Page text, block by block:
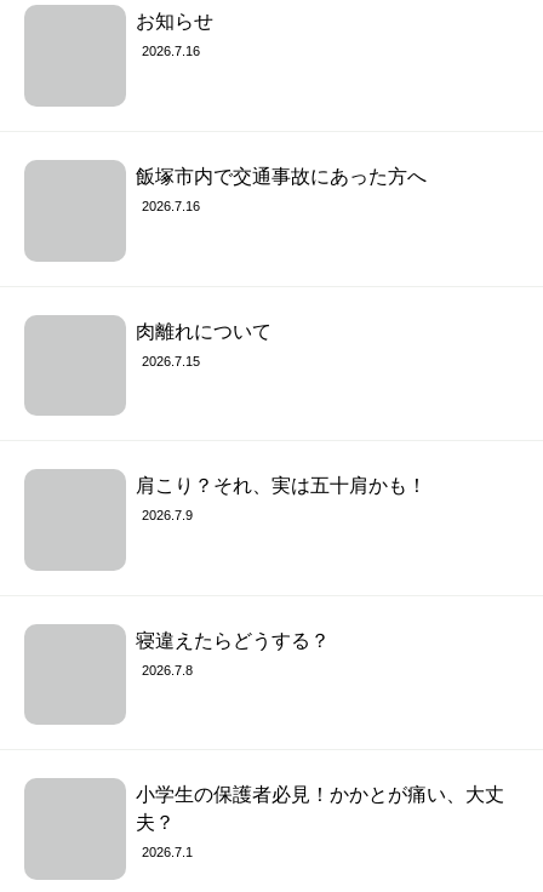
お知らせ
2026.7.16
飯塚市内で交通事故にあった方へ
2026.7.16
肉離れについて
2026.7.15
肩こり？それ、実は五十肩かも！
2026.7.9
寝違えたらどうする？
2026.7.8
小学生の保護者必見！かかとが痛い、大丈
夫？
2026.7.1